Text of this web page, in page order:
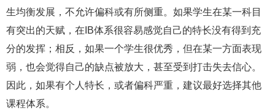
生均衡发展，不允许偏科或有所侧重。如果学生在某一科目
有突出的天赋，在IB体系很容易感觉自己的特长没有得到充
分的发挥；相反，如果一个学生很优秀，但在某一方面表现
弱，也会觉得自己的缺点被放大，甚至受到打击失去信心。
因此，如果有个人特长，或者偏科严重，建议最好选择其他
课程体系。